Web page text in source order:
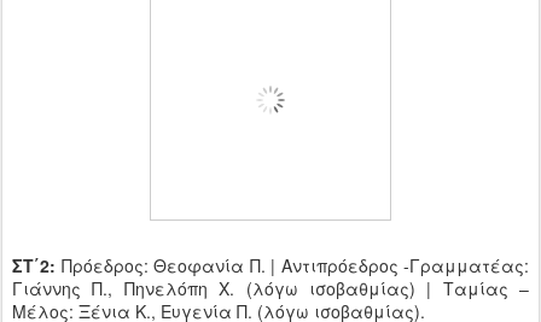
ΣΤ΄2: Πρόεδρος: Θεοφανία Π. | Αντιπρόεδρος -Γραμματέας:
Γιάννης Π., Πηνελόπη Χ. (λόγω ισοβαθμίας) | Ταμίας –
Μέλος: Ξένια Κ., Ευγενία Π. (λόγω ισοβαθμίας).